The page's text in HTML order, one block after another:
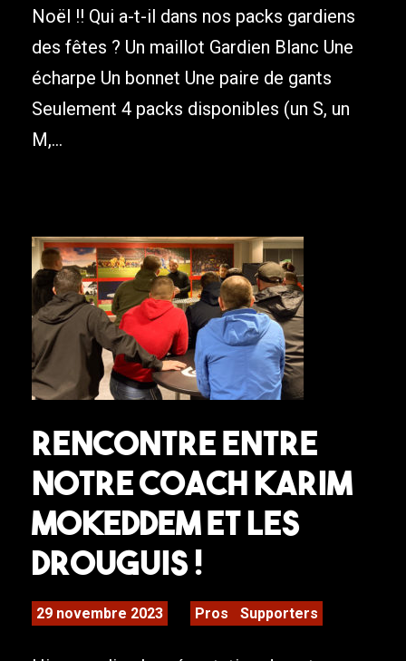
Noël !! Qui a-t-il dans nos packs gardiens
des fêtes ? Un maillot Gardien Blanc Une
écharpe Un bonnet Une paire de gants
Seulement 4 packs disponibles (un S, un
M,...
Rencontre entre
notre coach Karim
MOKEDDEM et les
DROUGUIS !
29 novembre 2023 Pros Supporters